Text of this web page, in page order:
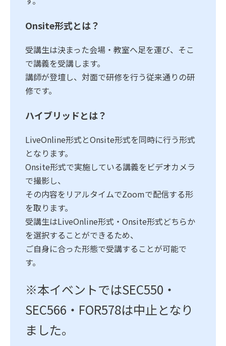
Onsite形式とは？
受講生は決まった会場・教室へ足を運び、そこ
で講義を受講します。
講師が登壇し、対面で研修を行う従来通りの研
修です。
ハイブリッドとは？
LiveOnline形式とOnsite形式を同時に行う形式
となります。
Onsite形式で実施している講義をビデオカメラ
で撮影し、
その内容をリアルタイムでZoomで配信する形
を取ります。
受講生はLiveOnline形式・Onsite形式どちらか
を選択することができるため、
ご自身に合った形態で受講することが可能で
す。
※本イベントではSEC550・
SEC566・FOR578は中止となり
ました。